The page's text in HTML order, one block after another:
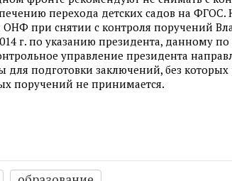
перехода детских садов на
при снятии с контроля поручений
г. по указанию президента, данному
управление президента
для подготовки заключений, без
поручений не принимается.